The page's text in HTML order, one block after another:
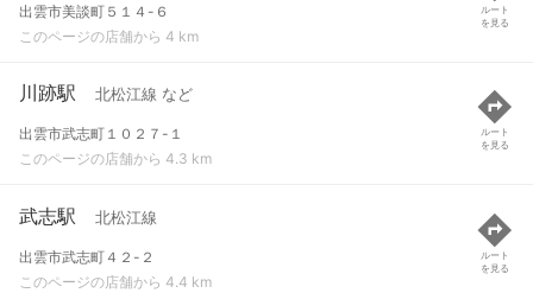
出雲市美談町５１４-６
このページの店舗から 4 km
ルート
を見る
川跡駅 北松江線 など
出雲市武志町１０２７-１
このページの店舗から 4.3 km
ルート
を見る
武志駅 北松江線
出雲市武志町４２-２
このページの店舗から 4.4 km
ルート
を見る